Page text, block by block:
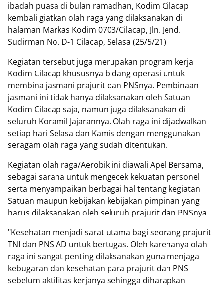
ibadah puasa di bulan ramadhan, Kodim Cilacap
kembali giatkan olah raga yang dilaksanakan di
halaman Markas Kodim 0703/Cilacap, Jln. Jend.
Sudirman No. D-1 Cilacap, Selasa (25/5/21).
Kegiatan tersebut juga merupakan program kerja
Kodim Cilacap khususnya bidang operasi untuk
membina jasmani prajurit dan PNSnya. Pembinaan
jasmani ini tidak hanya dilaksanakan oleh Satuan
Kodim Cilacap saja, namun juga dilaksanakan di
seluruh Koramil Jajarannya. Olah raga ini dijadwalkan
setiap hari Selasa dan Kamis dengan menggunakan
seragam olah raga yang sudah ditentukan.
Kegiatan olah raga/Aerobik ini diawali Apel Bersama,
sebagai sarana untuk mengecek kekuatan personel
serta menyampaikan berbagai hal tentang kegiatan
Satuan maupun kebijakan kebijakan pimpinan yang
harus dilaksanakan oleh seluruh prajurit dan PNSnya.
"Kesehatan menjadi sarat utama bagi seorang prajurit
TNI dan PNS AD untuk bertugas. Oleh karenanya olah
raga ini sangat penting dilaksanakan guna menjaga
kebugaran dan kesehatan para prajurit dan PNS
sebelum aktifitas kerjanya sehingga diharapkan